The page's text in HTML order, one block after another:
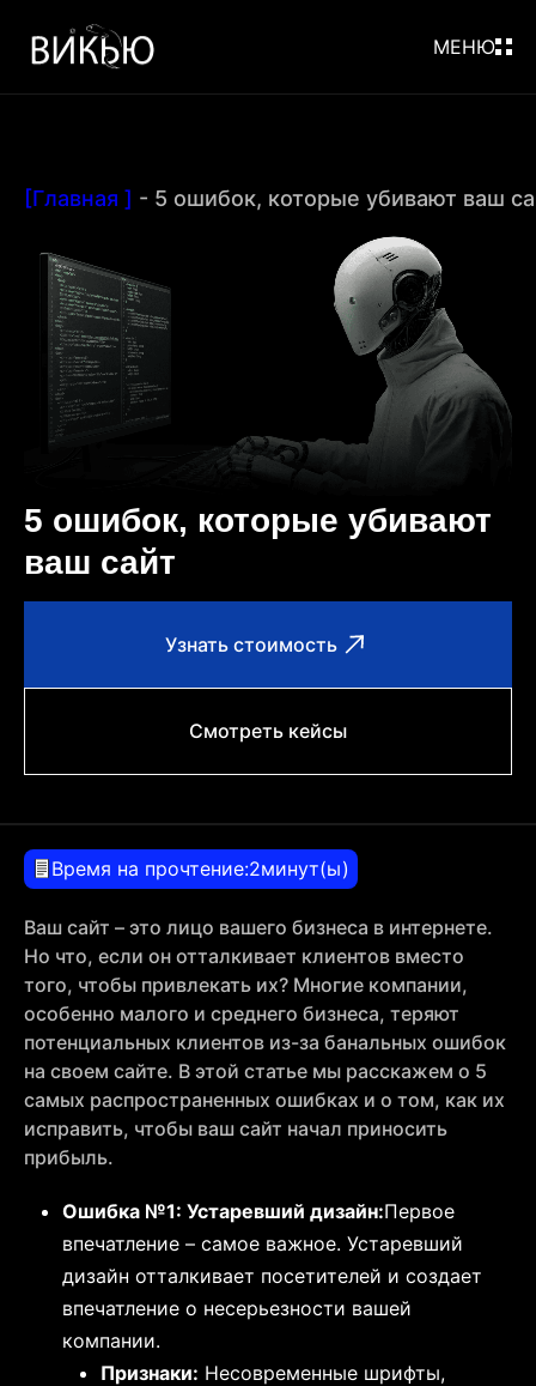
МЕНЮ
[Главная ] - 5 ошибок, которые убивают ваш
5 ошибок, которые убивают
ваш сайт
Узнать стоимость
Смотреть кейсы
Время на прочтение:2минут(ы)
Ваш сайт – это лицо вашего бизнеса в интернете.
Но что, если он отталкивает клиентов вместо
того, чтобы привлекать их? Многие компании,
особенно малого и среднего бизнеса, теряют
потенциальных клиентов из-за банальных ошибок
на своем сайте. В этой статье мы расскажем о 5
самых распространенных ошибках и о том, как их
исправить, чтобы ваш сайт начал приносить
прибыль.
Ошибка №1: Устаревший дизайн:Первое
впечатление – самое важное. Устаревший
дизайн отталкивает посетителей и создает
впечатление о несерьезности вашей
компании.
Признаки: Несовременные шрифты,